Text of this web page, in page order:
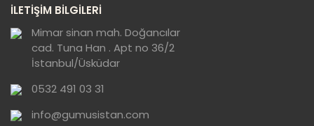
görüntülenemiyor.
Ürün açıklamasında eksik bilgiler bulunuyor.
Ürün bilgilerinde hatalar bulunuyor.
Ürün fiyatı diğer sitelerden daha pahalı.
Bu ürüne benzer farklı alternatifler olmalı.
İLETİŞİM BİLGİLERİ
Mimar sinan mah. Doğancılar
cad. Tuna Han . Apt no 36/2
İstanbul/Üsküdar
0532 491 03 31
info@gumusistan.com